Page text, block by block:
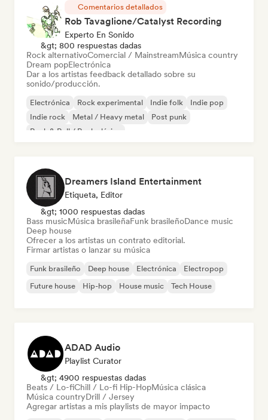
Comentarios detallados
Rob Tavaglione/Catalyst Recording
Experto En Sonido
&gt; 800 respuestas dadas
Rock alternativoComercial / MainstreamMúsica country
Dream popElectrónica
Dar a los artistas feedback detallado sobre su
sonido/producción.
Electrónica Rock experimental Indie folk
Indie pop
Indie rock
Metal / Heavy metal
Post punk
Rock & Roll / Rock clásico
Dreamers Island Entertainment
Etiqueta, Editor
&gt; 1000 respuestas dadas
Bass musicMúsica brasileñaFunk brasileñoDance music
Deep house
Ofrecer a los artistas un contrato editorial.
Firmar artistas o lanzar su música
Funk brasileño Deep house Electrónica
Electropop
Future house
Hip-hop House music Tech House
ADAD Audio
Playlist Curator
&gt; 4900 respuestas dadas
Beats / Lo-fiChill / Lo-fi Hip-HopMúsica clásica
Música countryDrill / Jersey
Agregar artistas a mis playlists de mayor impacto